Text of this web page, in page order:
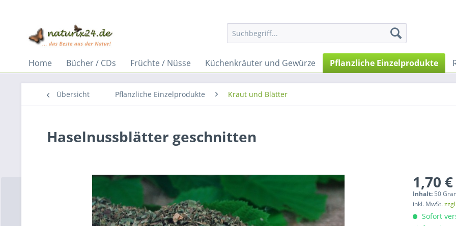
Home Bücher / CDs Früchte / Nüsse Küchenkräuter und Gewürze Pflanzliche Einzelprodukte
Übersicht Pflanzliche Einzelprodukte Kraut und Blätter
Haselnussblätter geschnitten
1,70
Inhalt: 50
inkl. MwSt.
Sofort